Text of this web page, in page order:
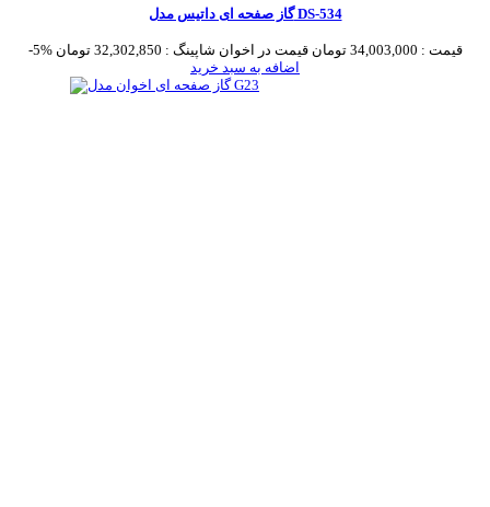
گاز صفحه ای داتیس مدل DS-534
-5% قیمت : 34,003,000 تومان قیمت در اخوان شاپینگ : 32,302,850 تومان
اضافه به سبد خرید